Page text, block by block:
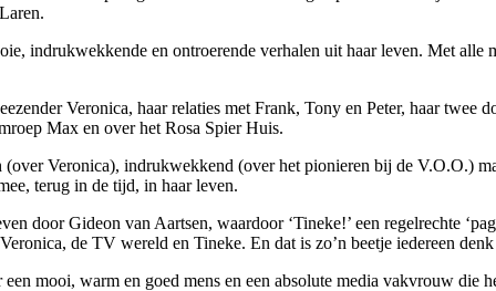
indrukwekkende en ontroerende verhalen uit haar leven. Met
Veronica, haar relaties met Frank, Tony en Peter, haar
Max en over het Rosa Spier Huis.
Veronica), indrukwekkend (over het pionieren bij de V.O.O.)
terug in de tijd, in haar leven.
door Gideon van Aartsen, waardoor ‘Tineke!’ een regelrechte
de TV wereld en Tineke. En dat is zo’n beetje iedereen
mooi, warm en goed mens en een absolute media vakvrouw